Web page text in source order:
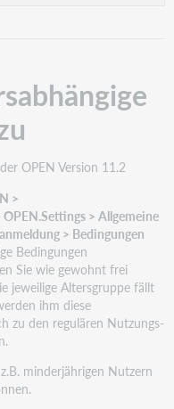
OPEN Version 11.2
>
> Allgemeine
> Bedingungen
Bedingungen
Sie wie gewohnt frei
jeweilige Altersgruppe fällt
ihm diese
zu den regulären Nutzungs-
minderjährigen Nutzern